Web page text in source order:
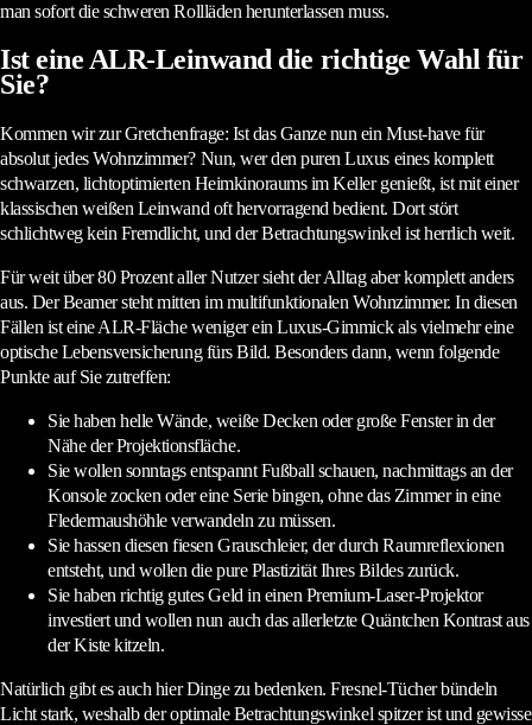
man sofort die schweren Rollläden herunterlassen muss.
Ist eine ALR-Leinwand die richtige Wahl für
Sie?
Kommen wir zur Gretchenfrage: Ist das Ganze nun ein Must-have für
absolut jedes Wohnzimmer? Nun, wer den puren Luxus eines komplett
schwarzen, lichtoptimierten Heimkinoraums im Keller genießt, ist mit einer
klassischen weißen Leinwand oft hervorragend bedient. Dort stört
schlichtweg kein Fremdlicht, und der Betrachtungswinkel ist herrlich weit.
Für weit über 80 Prozent aller Nutzer sieht der Alltag aber komplett anders
aus. Der Beamer steht mitten im multifunktionalen Wohnzimmer. In diesen
Fällen ist eine ALR-Fläche weniger ein Luxus-Gimmick als vielmehr eine
optische Lebensversicherung fürs Bild. Besonders dann, wenn folgende
Punkte auf Sie zutreffen:
Sie haben helle Wände, weiße Decken oder große Fenster in der
Nähe der Projektionsfläche.
Sie wollen sonntags entspannt Fußball schauen, nachmittags an der
Konsole zocken oder eine Serie bingen, ohne das Zimmer in eine
Fledermaushöhle verwandeln zu müssen.
Sie hassen diesen fiesen Grauschleier, der durch Raumreflexionen
entsteht, und wollen die pure Plastizität Ihres Bildes zurück.
Sie haben richtig gutes Geld in einen Premium-Laser-Projektor
investiert und wollen nun auch das allerletzte Quäntchen Kontrast aus
der Kiste kitzeln.
Natürlich gibt es auch hier Dinge zu bedenken. Fresnel-Tücher bündeln
Licht stark, weshalb der optimale Betrachtungswinkel spitzer ist und gewisse